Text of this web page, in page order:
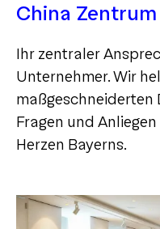
China Zentrum
Ihr zentraler
Unternehmer. Wir
maßgeschneiderten
Fragen und
Herzen Bayerns.